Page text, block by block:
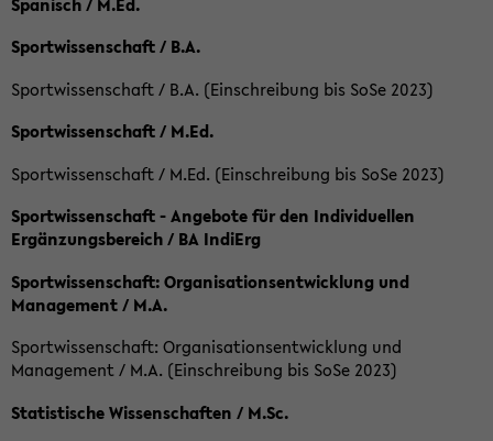
Sportwissenschaft / B.A.
Sportwissenschaft / B.A. (Einschreibung bis SoSe 2023)
Sportwissenschaft / M.Ed.
Sportwissenschaft / M.Ed. (Einschreibung bis SoSe 2023)
Sportwissenschaft - Angebote für den Individuellen
Ergänzungsbereich / BA IndiErg
Sportwissenschaft: Organisationsentwicklung und
Management / M.A.
Sportwissenschaft: Organisationsentwicklung und
Management / M.A. (Einschreibung bis SoSe 2023)
Statistische Wissenschaften / M.Sc.